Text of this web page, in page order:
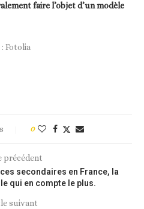
faire l’objet d’un modèle
Fotolia
0
précédent
secondaires en France, la
qui en compte le plus.
suivant